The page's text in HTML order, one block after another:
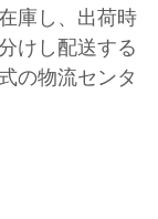
庫し、出荷時
けし配送する
の物流センタ